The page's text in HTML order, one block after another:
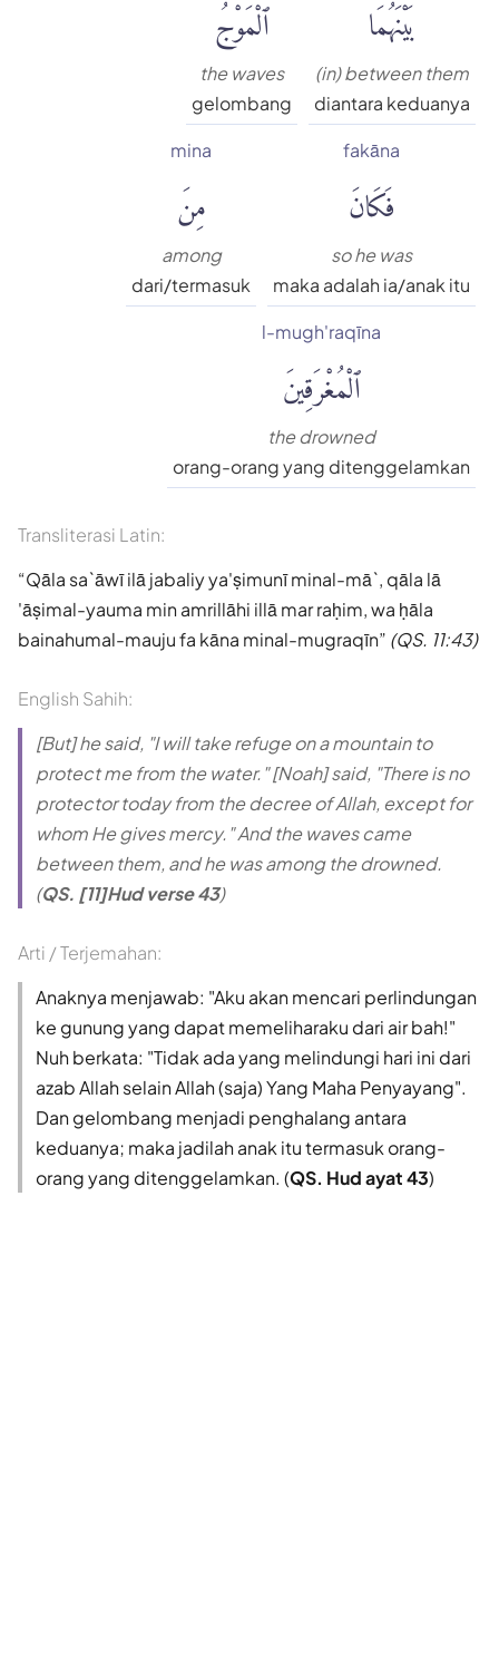
بَيْنَهُمَا
(in) between them
diantara keduanya
ٱلْمَوْجُ
the waves
gelombang
fakāna
فَكَانَ
so he was
maka adalah ia/anak itu
mina
مِنَ
among
dari/termasuk
l-mugh'raqīna
ٱلْمُغْرَقِينَ
the drowned
orang-orang yang ditenggelamkan
Transliterasi Latin:
Qāla sa`āwī ilā jabaliy ya'ṣimunī minal-mā`, qāla lā
'āṣimal-yauma min amrillāhi illā mar raḥim, wa ḥāla
bainahumal-mauju fa kāna minal-mugraqīn (QS. 11:43)
English Sahih:
[But] he said, "I will take refuge on a mountain to
protect me from the water." [Noah] said, "There is no
protector today from the decree of Allah, except for
whom He gives mercy." And the waves came
between them, and he was among the drowned.
(QS. [11]Hud verse 43)
Arti / Terjemahan:
Anaknya menjawab: "Aku akan mencari perlindungan
ke gunung yang dapat memeliharaku dari air bah!"
Nuh berkata: "Tidak ada yang melindungi hari ini dari
azab Allah selain Allah (saja) Yang Maha Penyayang".
Dan gelombang menjadi penghalang antara
keduanya; maka jadilah anak itu termasuk orang-
orang yang ditenggelamkan. (QS. Hud ayat 43)